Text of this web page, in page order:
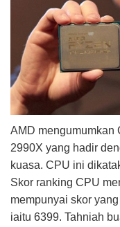
AMD mengumumkan
2990X yang hadir
kuasa. CPU ini
Skor ranking CPU
mempunyai skor
iaitu 6399. Tahniah